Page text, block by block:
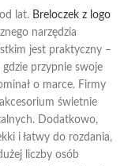
lat. Breloczek z logo
narzędzia
jest praktyczny –
przypnie swoje
o marce. Firmy
świetnie
Dodatkowo,
i łatwy do rozdania,
liczby osób